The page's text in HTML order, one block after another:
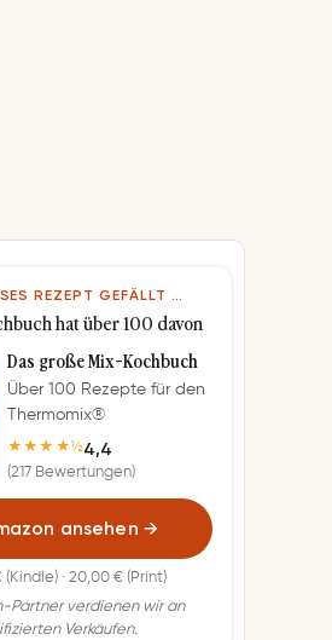
REZEPT GEFÄLLT …
hat über 100 davon
Das große Mix-Kochbuch
Über 100 Rezepte für den
Thermomix®
★★★★½4,4
(217 Bewertungen)
ansehen →
(Kindle) · 20,00 € (Print)
Partner verdienen wir an
Verkäufen.